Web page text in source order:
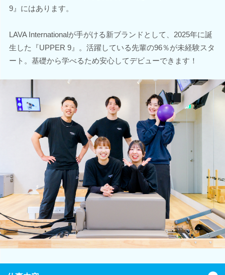
9』にはあります。
LAVA Internationalが手がける新ブランドとして、2025年に誕
生した『UPPER 9』。活躍している先輩の96％が未経験スタ
ート。基礎から学べるため安心してデビューできます！